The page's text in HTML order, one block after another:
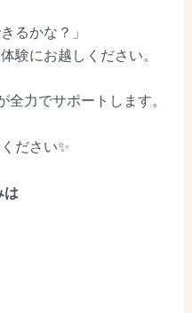
るかな？」
験にお越しください。
全力でサポートします。
ださい✨
は